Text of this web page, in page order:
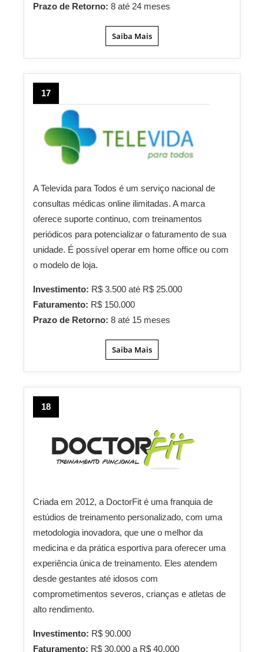
Prazo de Retorno: 8 até 24 meses
Saiba Mais
17
A Televida para Todos é um serviço nacional de
consultas médicas online ilimitadas. A marca
oferece suporte continuo, com treinamentos
periódicos para potencializar o faturamento de sua
unidade. É possível operar em home office ou com
o modelo de loja.
Investimento: R$ 3.500 até R$ 25.000
Faturamento: R$ 150.000
Prazo de Retorno: 8 até 15 meses
Saiba Mais
18
Criada em 2012, a DoctorFit é uma franquia de
estúdios de treinamento personalizado, com uma
metodologia inovadora, que une o melhor da
medicina e da prática esportiva para oferecer uma
experiência única de treinamento. Eles atendem
desde gestantes até idosos com
comprometimentos severos, crianças e atletas de
alto rendimento.
Investimento: R$ 90.000
Faturamento: R$ 30.000 a R$ 40.000